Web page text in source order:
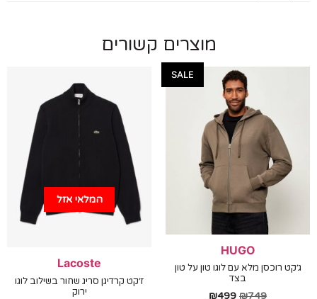
מוצרים קשורים
HUGO
רוכסן מלא עם לוגו טון על טון
₪
₪499
המלאי אזל
Lacoste
ז׳קט קרדיגן סריג שחור בשילוב לוגו